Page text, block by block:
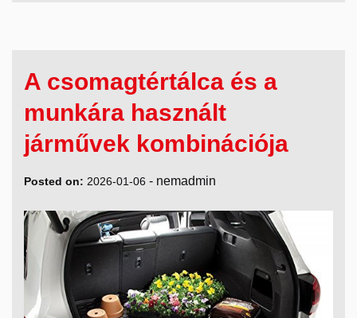
A csomagtértálca és a
munkára használt
járművek kombinációja
Posted on: 2026-01-06 - nemadmin